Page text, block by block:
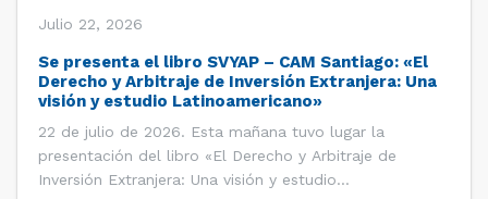
Julio 22, 2026
Se presenta el libro SVYAP – CAM Santiago: «El
Derecho y Arbitraje de Inversión Extranjera: Una
visión y estudio Latinoamericano»
22 de julio de 2026. Esta mañana tuvo lugar la
presentación del libro «El Derecho y Arbitraje de
Inversión Extranjera: Una visión y estudio